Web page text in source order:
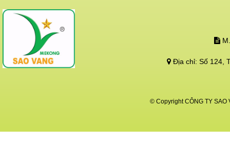
Địa chỉ: Số 124,
© Copyright CÔNG TY SAO